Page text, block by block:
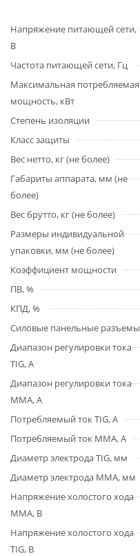
Напряжение питающей сети,
В
Частота питающей сети, Гц
Максимальная потребляемая
мощность, кВт
Степень изоляции
Класс защиты
Вес нетто, кг (не более)
Габариты аппарата, мм (не
более)
Вес брутто, кг (не более)
Размеры индивидуальной
упаковки, мм (не более)
Коэффициент мощности
ПВ, %
КПД, %
Силовые панельные разъемы
Диапазон регулировки тока
TIG, А
Диапазон регулировки тока
MMA, А
Потребляемый ток TIG, А
Потребляемый ток MMA, А
Диаметр электрода TIG, мм
Диаметр электрода MMA, мм
Напряжение холостого хода
MMA, В
Напряжение холостого хода
TIG, В